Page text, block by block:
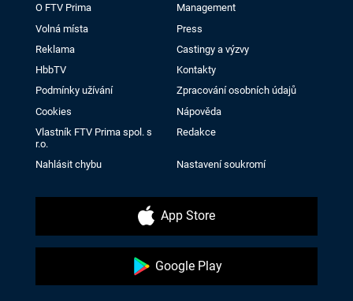
O FTV Prima
Management
Volná místa
Press
Reklama
Castingy a výzvy
HbbTV
Kontakty
Podmínky užívání
Zpracování osobních údajů
Cookies
Nápověda
Vlastník FTV Prima spol. s
r.o.
Redakce
Nahlásit chybu Nastavení soukromí
App Store
Google Play